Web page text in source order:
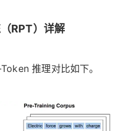
RPT）详解
推理对比如下。